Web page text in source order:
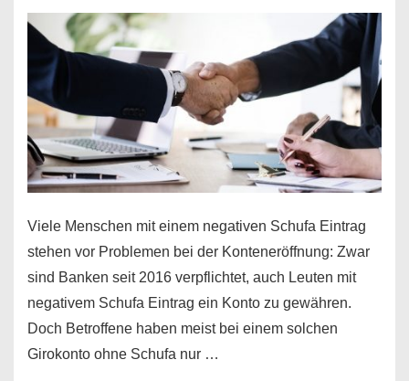
So
funktioniert’s
Viele Menschen mit einem negativen Schufa Eintrag
stehen vor Problemen bei der Konteneröffnung: Zwar
sind Banken seit 2016 verpflichtet, auch Leuten mit
negativem Schufa Eintrag ein Konto zu gewähren.
Doch Betroffene haben meist bei einem solchen
Girokonto ohne Schufa nur …